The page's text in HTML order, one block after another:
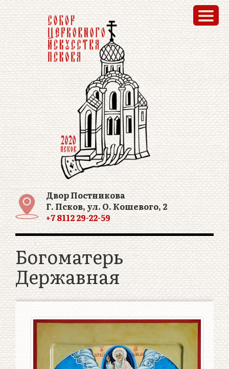
Двор Постникова
Г. Псков, ул. О. Кошевого, 2
+7 8112 29-22-59
Богоматерь
Державная